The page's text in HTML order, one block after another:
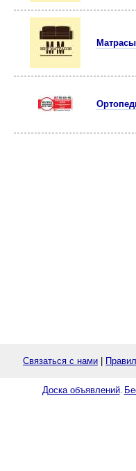
Связаться с нами
Доска объявлений.